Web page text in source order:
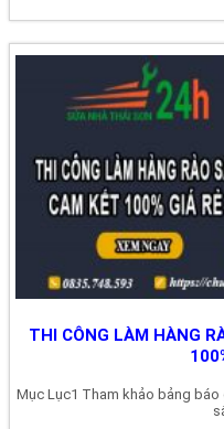
THI CÔNG LÀM HÀNG
Mục Lục1 Tham khảo bảng